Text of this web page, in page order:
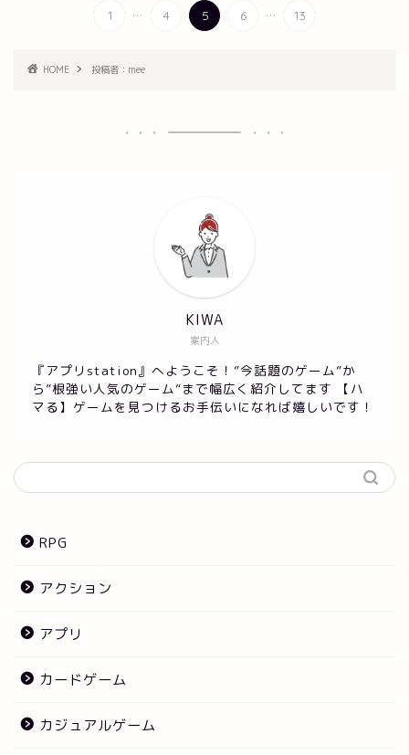
1 ... 4 5 6 ... 13
HOME 投稿者：mee
案内人
KIWA
『アプリstation』へようこそ！”今話題のゲーム”か
ら”根強い人気のゲーム”まで幅広く紹介してます 【ハ
マる】ゲームを見つけるお手伝いになれば嬉しいです！
RPG
アクション
アプリ
カードゲーム
カジュアルゲーム